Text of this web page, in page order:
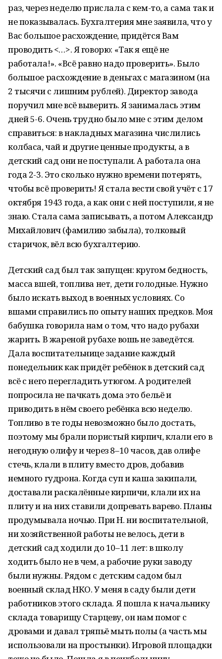
раз, через неделю прислала с кем-то, а сама так и
не показывалась. Бухгалтерия мне заявила, что у
Вас большое расхождение, придётся Вам
проводить <…>. Я говорю: «Так я ещё не
работала!». «Всё равно надо проверить». Было
большое расхождение в деньгах с магазином (на
2 тысячи с лишним рублей). Директор завода
поручил мне всё выверить. Я занималась этим
дней 5-6. Очень трудно было мне с этим делом
справиться: в накладных магазина числились
колбаса, чай и другие ценные продукты, а в
детский сад они не поступали. А работала она
года 2-3. Это сколько нужно времени потерять,
чтобы всё проверить! Я стала вести свой учёт с 17
октября 1943 года, а как они с ней поступили, я не
знаю. Стала сама записывать, а потом Александр
Михайлович (фамилию забыла), толковый
старичок, вёл всю бухгалтерию.
Детский сад был так запущен: кругом бедность,
масса вшей, топлива нет, дети голодные. Нужно
было искать выход в военных условиях. Со
вшами справились по опыту наших предков. Моя
бабушка говорила нам о том, что надо рубахи
жарить. В жареной рубахе вошь не заведётся.
Дала воспитательнице задание каждый
понедельник как придёт ребёнок в детский сад
всё с него перегладить утюгом. А родителей
попросила не пачкать дома это бельё и
приводить в нём своего ребёнка всю неделю.
Топливо в те годы невозможно было достать,
поэтому мы брали пористый кирпич, клали его в
негодную олифу и через 8–10 часов, дав олифе
стечь, клали в плиту вместо дров, добавив
немного гудрона. Когда суп и каша закипали,
доставали раскалённые кирпичи, клали их на
плиту и на них ставили допревать варево. Планы
продумывала ночью. При Н. ни воспитательной,
ни хозяйственной работы не велось, дети в
детский сад ходили до 10–11 лет: в школу
ходить было не в чем, а рабочие руки заводу
были нужны. Рядом с детским садом был
военный склад НКО. У меня в саду были дети
работников этого склада. Я пошла к начальнику
склада товарищу Старцеву, он нам помог с
дровами и давал тряпьё мыть полы (а часть мы
использовали на простынки). Игровой площадки